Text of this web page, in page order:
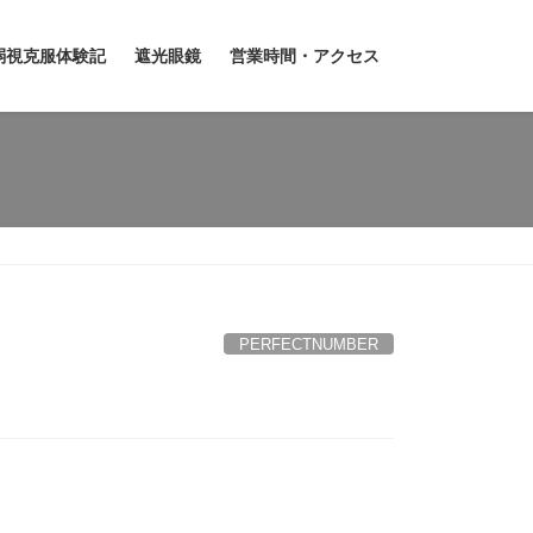
視克服体験記 遮光眼鏡 営業時間・アクセス
PERFECTNUMBER